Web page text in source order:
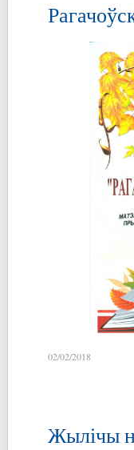
02/02/2018
Жылічы